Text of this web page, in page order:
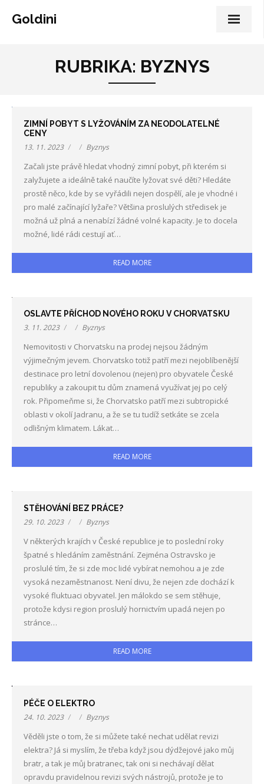
Goldini
RUBRIKA: BYZNYS
ZIMNÍ POBYT S LYŽOVÁNÍM ZA NEODOLATELNÉ
CENY
13. 11. 2023 Byznys
Začali jste právě hledat vhodný zimní pobyt, při kterém si
zalyžujete a ideálně také naučíte lyžovat své děti? Hledáte
prostě něco, kde by se vyřádili nejen dospělí, ale je vhodné i
pro malé začínající lyžaře? Většina proslulých středisek je
možná už plná a nenabízí žádné volné kapacity. Je to docela
možné, lidé rádi cestují ať…
READ MORE
OSLAVTE PŘÍCHOD NOVÉHO ROKU V CHORVATSKU
3. 11. 2023 Byznys
Nemovitosti v Chorvatsku na prodej nejsou žádným
výjimečným jevem. Chorvatsko totiž patří mezi nejoblíbenější
destinace pro letní dovolenou (nejen) pro obyvatele České
republiky a zakoupit tu dům znamená využívat jej po celý
rok. Připomeňme si, že Chorvatsko patří mezi subtropické
oblasti v okolí Jadranu, a že se tu tudíž setkáte se zcela
odlišným klimatem. Lákat…
READ MORE
STĚHOVÁNÍ BEZ PRÁCE?
29. 10. 2023 Byznys
V některých krajích v České republice je to poslední roky
špatné s hledáním zaměstnání. Zejména Ostravsko je
proslulé tím, že si zde moc lidé vybírat nemohou a je zde
vysoká nezaměstnanost. Není divu, že nejen zde dochází k
vysoké fluktuaci obyvatel. Jen málokdo se sem stěhuje,
protože kdysi region proslulý hornictvím upadá nejen po
stránce…
READ MORE
PÉČE O ELEKTRO
24. 10. 2023 Byznys
Věděli jste o tom, že si můžete také nechat udělat revizi
elektra? Já si myslím, že třeba když jsou dýdžejové jako můj
bratr, a tak je můj bratranec, tak oni si nechávají dělat
opravdu pravidelnou revizi svých nástrojů, protože je to